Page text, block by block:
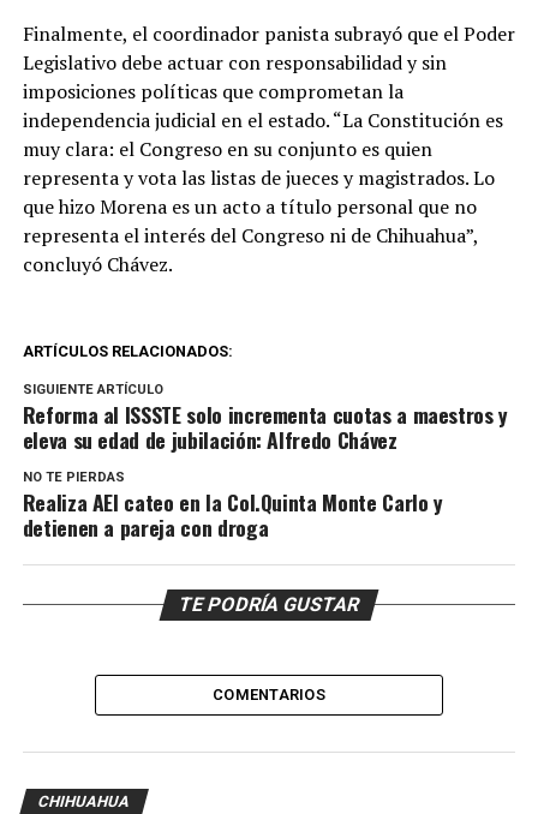
Finalmente, el coordinador panista subrayó que el Poder
Legislativo debe actuar con responsabilidad y sin
imposiciones políticas que comprometan la
independencia judicial en el estado. “La Constitución es
muy clara: el Congreso en su conjunto es quien
representa y vota las listas de jueces y magistrados. Lo
que hizo Morena es un acto a título personal que no
representa el interés del Congreso ni de Chihuahua”,
concluyó Chávez.
ARTÍCULOS RELACIONADOS:
SIGUIENTE ARTÍCULO
Reforma al ISSSTE solo incrementa cuotas a maestros y
eleva su edad de jubilación: Alfredo Chávez
NO TE PIERDAS
Realiza AEI cateo en la Col.Quinta Monte Carlo y
detienen a pareja con droga
TE PODRÍA GUSTAR
COMENTARIOS
CHIHUAHUA